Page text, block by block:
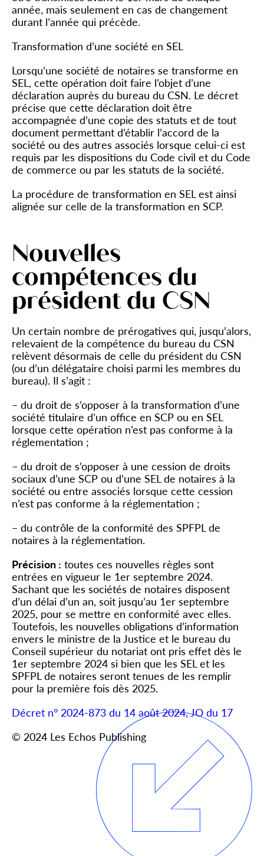
année, mais seulement en cas de changement
durant l’année qui précède.
Transformation d’une société en SEL
Lorsqu’une société de notaires se transforme en
SEL, cette opération doit faire l’objet d’une
déclaration auprès du bureau du CSN. Le décret
précise que cette déclaration doit être
accompagnée d’une copie des statuts et de tout
document permettant d’établir l’accord de la
société ou des autres associés lorsque celui-ci est
requis par les dispositions du Code civil et du Code
de commerce ou par les statuts de la société.
La procédure de transformation en SEL est ainsi
alignée sur celle de la transformation en SCP.
Nouvelles
compétences du
président du CSN
Un certain nombre de prérogatives qui, jusqu’alors,
relevaient de la compétence du bureau du CSN
relèvent désormais de celle du président du CSN
(ou d’un délégataire choisi parmi les membres du
bureau). Il s’agit :
– du droit de s’opposer à la transformation d’une
société titulaire d’un office en SCP ou en SEL
lorsque cette opération n’est pas conforme à la
réglementation ;
– du droit de s’opposer à une cession de droits
sociaux d’une SCP ou d’une SEL de notaires à la
société ou entre associés lorsque cette cession
n’est pas conforme à la réglementation ;
– du contrôle de la conformité des SPFPL de
notaires à la réglementation.
Précision : toutes ces nouvelles règles sont
entrées en vigueur le 1er septembre 2024.
Sachant que les sociétés de notaires disposent
d’un délai d’un an, soit jusqu’au 1er septembre
2025, pour se mettre en conformité avec elles.
Toutefois, les nouvelles obligations d’information
envers le ministre de la Justice et le bureau du
Conseil supérieur du notariat ont pris effet dès le
1er septembre 2024 si bien que les SEL et les
SPFPL de notaires seront tenues de les remplir
pour la première fois dès 2025.
Décret n° 2024-873 du 14 août 2024, JO du 17
© 2024 Les Echos Publishing